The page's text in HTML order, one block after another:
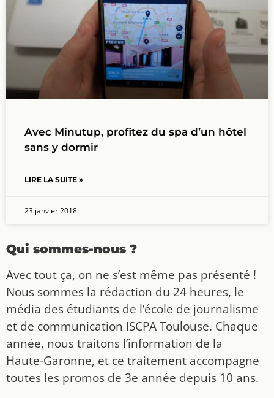
Avec Minutup, profitez du spa d’un hôtel
sans y dormir
LIRE LA SUITE »
23 janvier 2018
Qui sommes-nous ?
Avec tout ça, on ne s’est même pas présenté !
Nous sommes la rédaction du 24 heures, le
média des étudiants de l’école de journalisme
et de communication ISCPA Toulouse. Chaque
année, nous traitons l’information de la
Haute-Garonne, et ce traitement accompagne
toutes les promos de 3e année depuis 10 ans.